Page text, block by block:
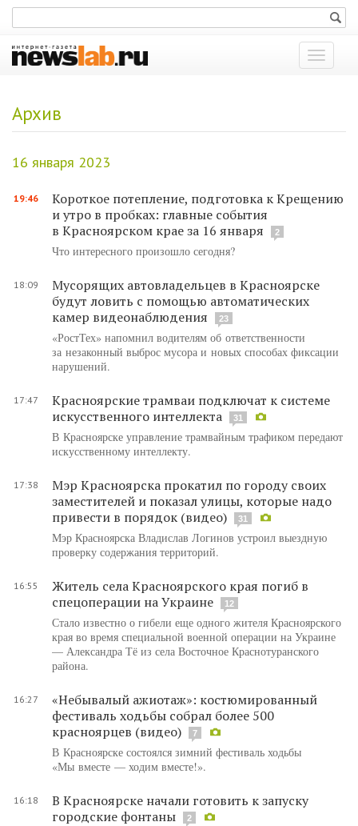
Показать
меню
Архив
16 января 2023
19:46
Короткое потепление, подготовка к Крещению
и утро в пробках: главные события
в Красноярском крае за 16 января
2
Что интересного произошло сегодня?
18:09
Мусорящих автовладельцев в Красноярске
будут ловить с помощью автоматических
камер видеонаблюдения
23
«РостТех» напомнил водителям об ответственности
за незаконный выброс мусора и новых способах фиксации
нарушений.
17:47
Красноярские трамваи подключат к системе
искусственного интеллекта
31
В Красноярске управление трамвайным трафиком передают
искусственному интеллекту.
17:38
Мэр Красноярска прокатил по городу своих
заместителей и показал улицы, которые надо
привести в порядок (видео)
31
Мэр Красноярска Владислав Логинов устроил выездную
проверку содержания территорий.
16:55
Житель села Красноярского края погиб в
спецоперации на Украине
12
Стало известно о гибели еще одного жителя Красноярского
края во время специальной военной операции на Украине
— Александра Тё из села Восточное Краснотуранского
района.
16:27
«Небывалый ажиотаж»: костюмированный
фестиваль ходьбы собрал более 500
красноярцев (видео)
7
В Красноярске состоялся зимний фестиваль ходьбы
«Мы вместе — ходим вместе!».
16:18
В Красноярске начали готовить к запуску
городские фонтаны
2